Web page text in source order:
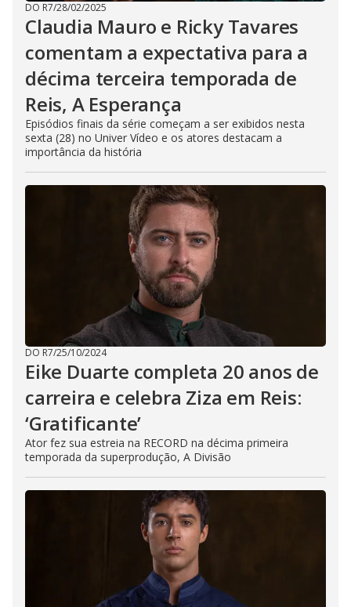
DO R7/28/02/2025
Claudia Mauro e Ricky Tavares
comentam a expectativa para a
décima terceira temporada de
Reis, A Esperança
Episódios finais da série começam a ser exibidos nesta
sexta (28) no Univer Vídeo e os atores destacam a
importância da história
DO R7/25/10/2024
Eike Duarte completa 20 anos de
carreira e celebra Ziza em Reis:
‘Gratificante’
Ator fez sua estreia na RECORD na décima primeira
temporada da superprodução, A Divisão